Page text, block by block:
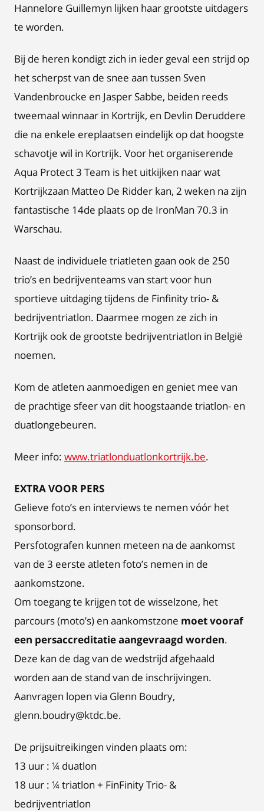
Hannelore Guillemyn lijken haar grootste uitdagers
te worden.
Bij de heren kondigt zich in ieder geval een strijd op
het scherpst van de snee aan tussen Sven
Vandenbroucke en Jasper Sabbe, beiden reeds
tweemaal winnaar in Kortrijk, en Devlin Deruddere
die na enkele ereplaatsen eindelijk op dat hoogste
schavotje wil in Kortrijk. Voor het organiserende
Aqua Protect 3 Team is het uitkijken naar wat
Kortrijkzaan Matteo De Ridder kan, 2 weken na zijn
fantastische 14de plaats op de IronMan 70.3 in
Warschau.
Naast de individuele triatleten gaan ook de 250
trio’s en bedrijventeams van start voor hun
sportieve uitdaging tijdens de Finfinity trio- &
bedrijventriatlon. Daarmee mogen ze zich in
Kortrijk ook de grootste bedrijventriatlon in België
noemen.
Kom de atleten aanmoedigen en geniet mee van
de prachtige sfeer van dit hoogstaande triatlon- en
duatlongebeuren.
Meer info: www.triatlonduatlonkortrijk.be.
EXTRA VOOR PERS
Gelieve foto’s en interviews te nemen vóór het
sponsorbord.
Persfotografen kunnen meteen na de aankomst
van de 3 eerste atleten foto’s nemen in de
aankomstzone.
Om toegang te krijgen tot de wisselzone, het
parcours (moto’s) en aankomstzone moet vooraf
een persaccreditatie aangevraagd worden.
Deze kan de dag van de wedstrijd afgehaald
worden aan de stand van de inschrijvingen.
Aanvragen lopen via Glenn Boudry,
glenn.boudry@ktdc.be.
De prijsuitreikingen vinden plaats om:
13 uur : ¼ duatlon
18 uur : ¼ triatlon + FinFinity Trio- &
bedrijventriatlon